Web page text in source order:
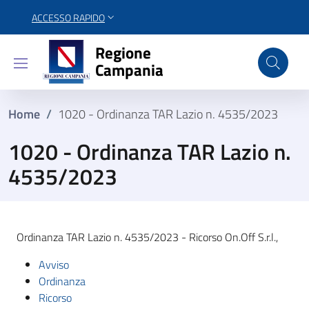
ACCESSO RAPIDO
Regione Campania
Regione
Campania
Home / 1020 - Ordinanza TAR Lazio n. 4535/2023
1020 - Ordinanza TAR Lazio n.
4535/2023
Ordinanza TAR Lazio n. 4535/2023 - Ricorso On.Off S.r.l.,
Avviso
Ordinanza
Ricorso